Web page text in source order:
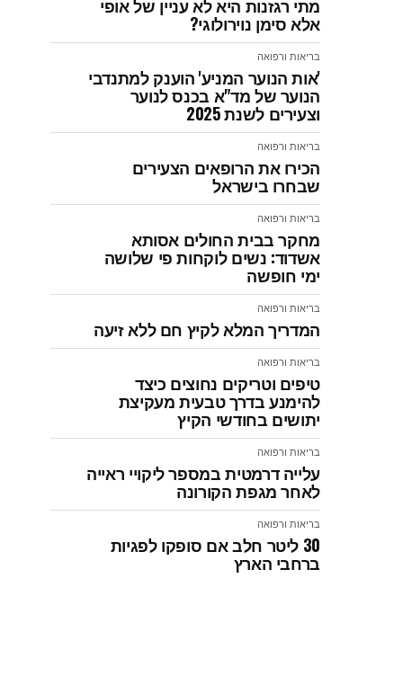
מתי רגזנות היא לא עניין של אופי
אלא סימן נוירולוגי?
בריאות ורפואה
'אות הנוער המניע' הוענק למתנדבי
הנוער של מד"א בכנס לנוער
וצעירים לשנת 2025
בריאות ורפואה
הכירו את הרופאים הצעירים
שבחרו בישראל
בריאות ורפואה
מחקר בבית החולים אסותא
אשדוד: נשים לוקחות פי שלושה
ימי חופשה
בריאות ורפואה
המדריך המלא לקיץ חם ללא זיעה
בריאות ורפואה
טיפים וטריקים נחוצים כיצד
להימנע בדרך טבעית מעקיצת
יתושים בחודשי הקיץ
בריאות ורפואה
עלייה דרמטית במספר ליקויי ראייה
לאחר מגפת הקורונה
בריאות ורפואה
30 ליטר חלב אם סופקו לפגיות
ברחבי הארץ